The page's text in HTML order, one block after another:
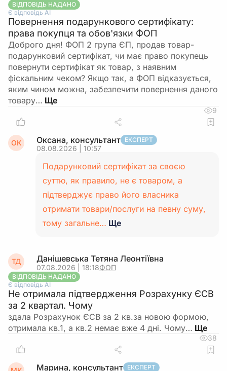
ВІДПОВІДЬ НАДАНО
Є відповідь АІ
Повернення подарункового сертифікату:
права покупця та обов'язки ФОП
Доброго дня! ФОП 2 група ЄП, продав товар-
подарунковий сертифікат, чи має право покупець
повернути сертифікат як товар, з наявним
фіскальним чеком? Якщо так, а ФОП відказується,
яким чином можна, забезпечити повернення даного
товару…
9
ОК Оксана, консультант ЕКСПЕРТ
08.08.2026 | 10:57
Подарунковий сертифікат за своєю
суттю, як правило, не є товаром, а
підтверджує право його власника
отримати товари/послуги на певну суму,
тому загальне… Ще
ТД Данішевська Тетяна Леонтіївна
07.08.2026 | 18:18ФОП
ВІДПОВІДЬ НАДАНО
Є відповідь АІ
Не отримала підтвердження Розрахунку ЄСВ
за 2 квартал. Чому
здала Розрахунок ЄСВ за 2 кв.за новою формою,
отримала кв.1, а кв.2 немає вже 4 дні. Чому…
38
Марина, консультант ЕКСПЕРТ